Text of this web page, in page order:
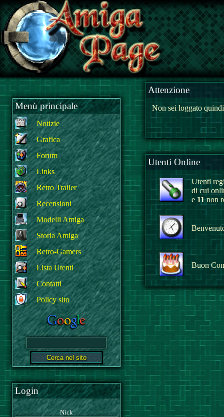
Menù principale
Notizie
Grafica
Forum
Links
Retro Trailer
Recensioni
Modelli Amiga
Storia Amiga
Retro-Gamers
Lista Utenti
Contatti
Policy sito
Login
Nick
Attenzione
Non sei loggato
Utenti Online
Utenti
di cui
e 11non
Buon